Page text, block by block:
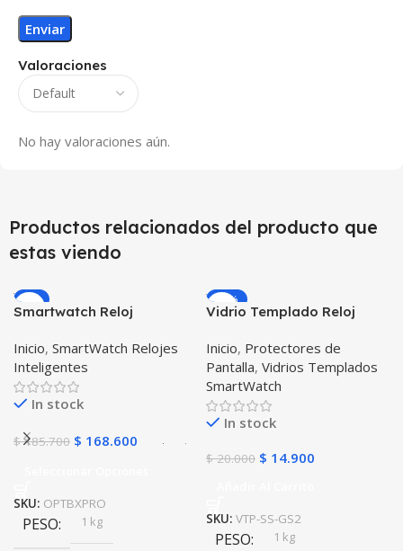
Valoraciones
No hay valoraciones aún.
Productos relacionados del producto que
estas viendo
-9%
Smartwatch Reloj
BAND X PRO™
(Smartwatch p70)
Compatible Android IOS
Inicio, SmartWatch Relojes
Inteligentes
In stock
$185.700 $ 168.600
SKU: OPTBXPRO
PESO 1 kg
-26%
Vidrio Templado Reloj
S2
Inicio, Protectores de
Pantalla, Vidrios Templados
SmartWatch
In stock
$20.000 $ 14.900
SKU: VTP-SS-GS2
PESO 1 kg